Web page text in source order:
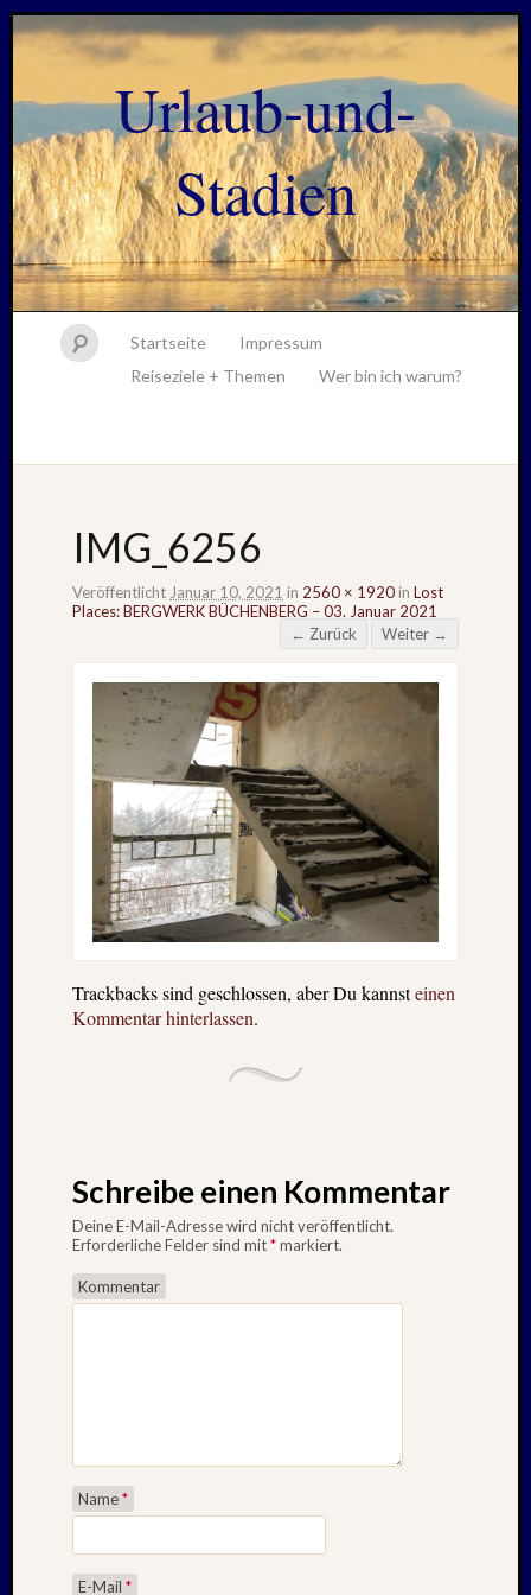
Urlaub-und-
Stadien
Startseite
Impressum
Reiseziele + Themen
Wer bin ich warum?
IMG_6256
Veröffentlicht Januar 10, 2021 in 2560 × 1920 in Lost
Places: BERGWERK BÜCHENBERG – 03. Januar 2021
← Zurück
Weiter →
Trackbacks sind geschlossen, aber Du kannsteinen
Kommentar hinterlassen.
Schreibe einen Kommentar
Deine E-Mail-Adresse wird nicht veröffentlicht.
Erforderliche Felder sind mit*markiert.
Kommentar
Name*
E-Mail *